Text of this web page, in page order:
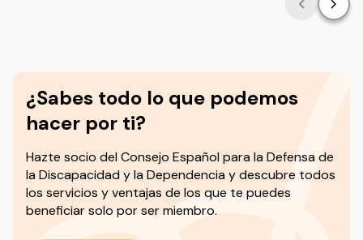
¿Sabes todo lo que podemos
hacer por ti?
Hazte socio delConsejo Español para la Defensa de
la Discapacidad y la Dependencia y descubre todos
los servicios y ventajas de los que te puedes
beneficiar solo por ser miembro.